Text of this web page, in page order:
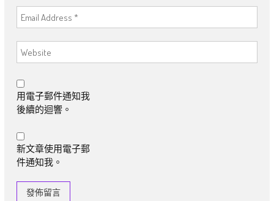
用電子郵件通知我
後續的迴響。
新文章使用電子郵
件通知我。